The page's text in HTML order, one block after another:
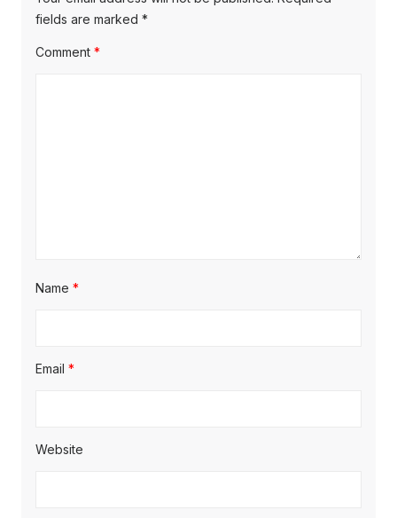
fields are marked *
Comment *
Name *
Email *
Website